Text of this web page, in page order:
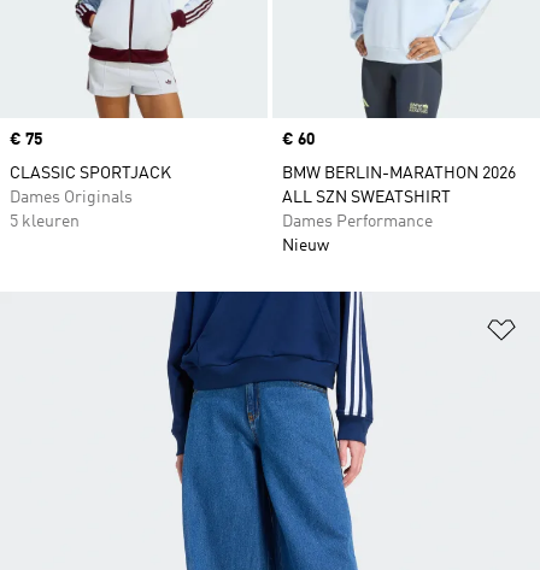
Price
€ 75
CLASSIC SPORTJACK
Dames Originals
5 kleuren
Price
€ 60
BMW BERLIN-MARATHON 2026
ALL SZN SWEATSHIRT
Dames Performance
Nieuw